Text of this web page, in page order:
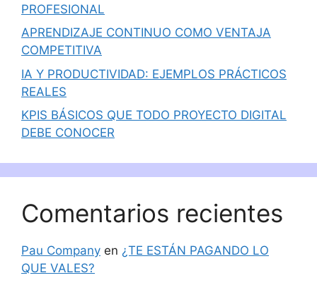
PROFESIONAL
APRENDIZAJE CONTINUO COMO VENTAJA
COMPETITIVA
IA Y PRODUCTIVIDAD: EJEMPLOS PRÁCTICOS
REALES
KPIS BÁSICOS QUE TODO PROYECTO DIGITAL
DEBE CONOCER
Comentarios recientes
Pau Company en ¿TE ESTÁN PAGANDO LO
QUE VALES?